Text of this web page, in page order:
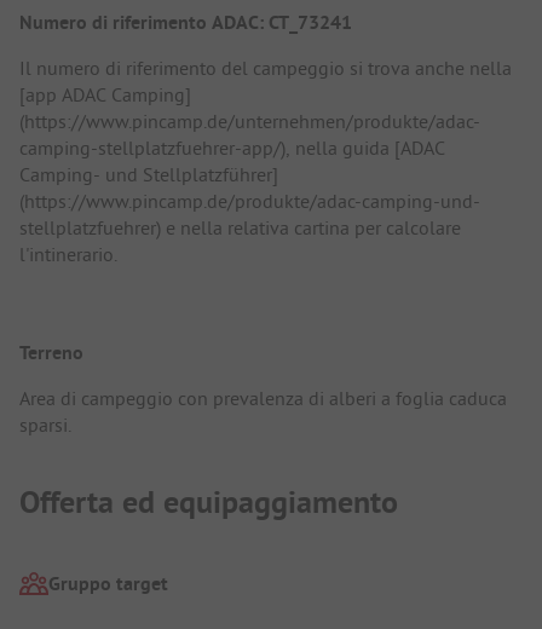
Numero di riferimento ADAC: CT_73241
Il numero di riferimento del campeggio si trova anche nella
[app ADAC Camping]
(https://www.pincamp.de/unternehmen/produkte/adac-
camping-stellplatzfuehrer-app/), nella guida [ADAC
Camping- und Stellplatzführer]
(https://www.pincamp.de/produkte/adac-camping-und-
stellplatzfuehrer) e nella relativa cartina per calcolare
l'intinerario.
Terreno
Area di campeggio con prevalenza di alberi a foglia caduca
sparsi.
Offerta ed equipaggiamento
Gruppo target